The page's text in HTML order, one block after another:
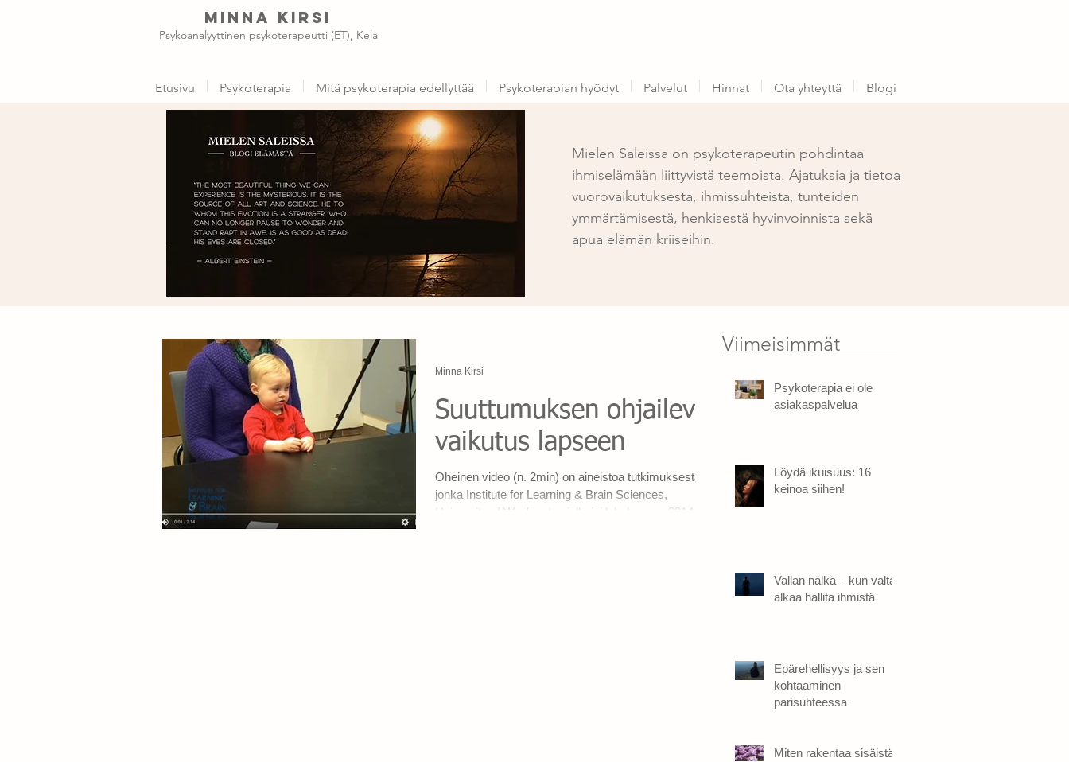
MINNA KIRSI
Psykoanalyyttinen psykoterapeutti (ET), Kela
Etusivu Psykoterapia Mitä psykoterapia edellyttää Psykoterapian hyödyt Palvelut Hinnat Ota yhteyttä Blogi
Mielen Saleissa on psykoterapeutin pohdintaa
ihmiselämään liittyvistä teemoista. Ajatuksia ja tietoa
vuorovaikutuksesta, ihmissuhteista, tunteiden
ymmärtämisestä, henkisestä hyvinvoinnista sekä
apua elämän kriiseihin.
Suuttumuksen ohjaileva
vaikutus lapseen
Oheinen video (n. 2min) on aineistoa tutkimuksesta,
jonka Institute for Learning & Brain Sciences,
University of Washington julkaisi lokakuussa 2014
Minna Kirsi
Viimeisimmät
Psykoterapia ei ole
asiakaspalvelua
Löydä ikuisuus: 16
keinoa siihen!
Vallan nälkä – kun valta
alkaa hallita ihmistä
Epärehellisyys ja sen
kohtaaminen
parisuhteessa
Miten rakentaa sisäistä